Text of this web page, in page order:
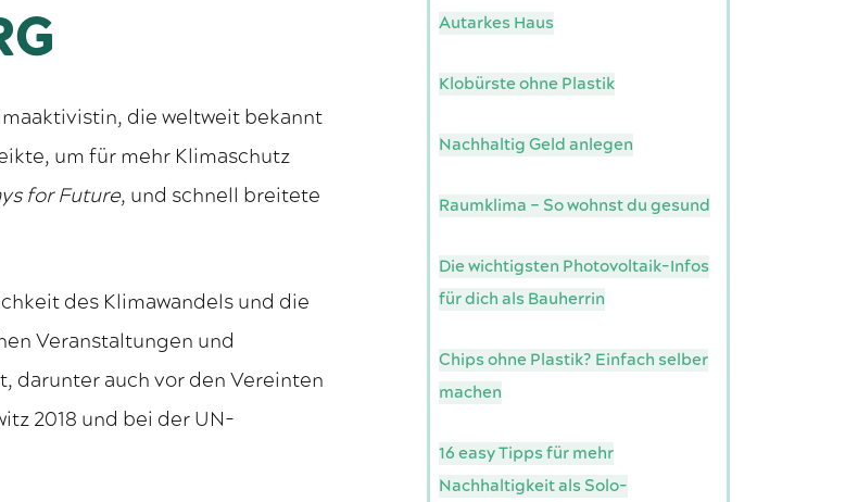
die weltweit bekannt
um für mehr Klimaschutz
for Future, und schnell breitete
des Klimawandels und die
Veranstaltungen und
darunter auch vor den Vereinten
2018 und bei der UN-
Autarkes Haus
Klobürste ohne Plastik
Nachhaltig Geld anlegen
Raumklima – So wohnst du gesund
Die wichtigsten Photovoltaik-Infos
für dich als Bauherrin
Chips ohne Plastik? Einfach selber
machen
16 easy Tipps für mehr
Nachhaltigkeit als Solo-